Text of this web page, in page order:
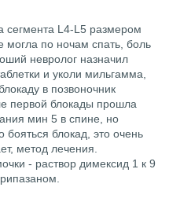
сегмента L4-L5 размером
могла по ночам спать, боль
невролог назначил
и уколи мильгамма,
в позвоночник
первой блокады прошла
мин 5 в спине, но
бояться блокад, это очень
метод лечения.
- раствор димексид 1 к 9